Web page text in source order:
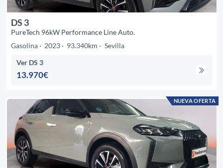
DS 3
PureTech 96kW Performance Line Auto.
Gasolina
2023 93.340km Sevilla
Ver DS 3
13.970€
NUEVA OFERTA